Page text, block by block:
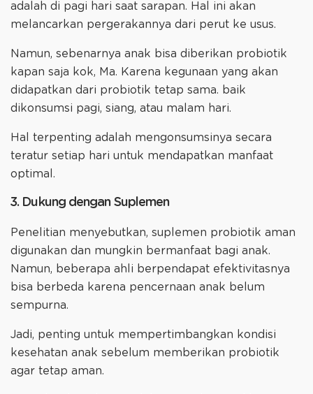
adalah di pagi hari saat sarapan. Hal ini akan
melancarkan pergerakannya dari perut ke usus.
Namun, sebenarnya anak bisa diberikan probiotik
kapan saja kok, Ma. Karena kegunaan yang akan
didapatkan dari probiotik tetap sama. baik
dikonsumsi pagi, siang, atau malam hari.
Hal terpenting adalah mengonsumsinya secara
teratur setiap hari untuk mendapatkan manfaat
optimal.
3. Dukung dengan Suplemen
Penelitian menyebutkan, suplemen probiotik aman
digunakan dan mungkin bermanfaat bagi anak.
Namun, beberapa ahli berpendapat efektivitasnya
bisa berbeda karena pencernaan anak belum
sempurna.
Jadi, penting untuk mempertimbangkan kondisi
kesehatan anak sebelum memberikan probiotik
agar tetap aman.